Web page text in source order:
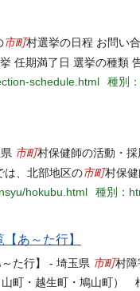
市町村選挙の日程 お問い
任期満了日 選挙の種類
schedule.html
種別
市町村保健師の活動・
は、北部地区の市町村保
hokubu.html
種別：
あ～た行】
た行】 - 埼玉県 市町村障
・越生町・鳩山町）